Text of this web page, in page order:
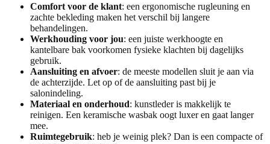
Comfort voor de klant: een ergonomische rugleuning en
zachte bekleding maken het verschil bij langere
behandelingen.
Werkhouding voor jou: een juiste werkhoogte en
kantelbare bak voorkomen fysieke klachten bij dagelijks
gebruik.
Aansluiting en afvoer: de meeste modellen sluit je aan via
de achterzijde. Let op of de aansluiting past bij je
salonindeling.
Materiaal en onderhoud: kunstleder is makkelijk te
reinigen. Een keramische wasbak oogt luxer en gaat langer
mee.
Ruimtegebruik: heb je weinig plek? Dan is een compacte of